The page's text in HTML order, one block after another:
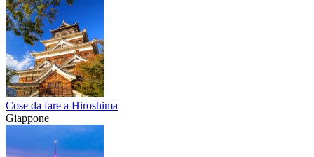
Cose da fare a Hiroshima
Giappone